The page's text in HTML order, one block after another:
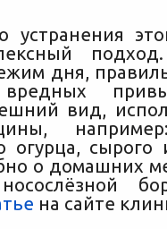
устранения
дня,
вид,
огурца, сырого
о домашних
на сайте